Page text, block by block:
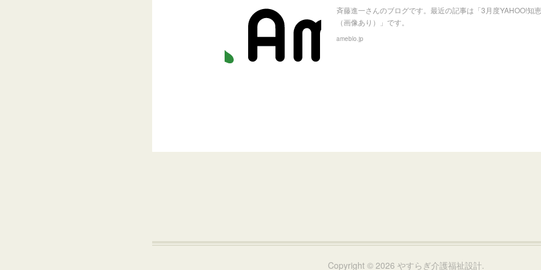
斉藤進一さんのブログです。最近の記事は「3月度YAHOO!知
（画像あり）」です。
ameblo.jp
Copyright © 2026 やすらぎ介護福祉設計.